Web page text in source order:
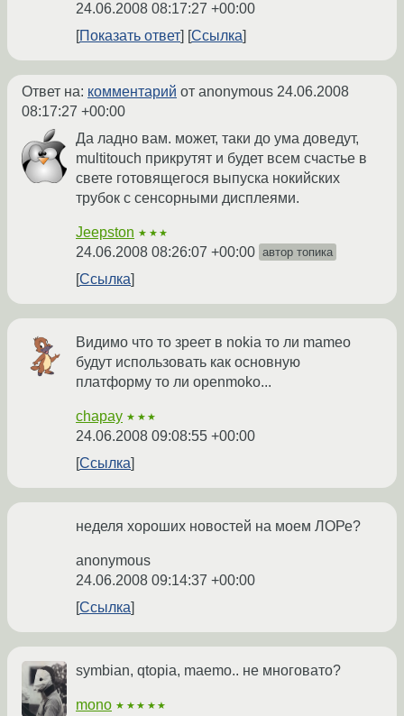
24.06.2008 08:17:27 +00:00
Показать ответ
Ссылка
Ответ на: комментарий от anonymous 24.06.2008
08:17:27 +00:00
Да ладно вам. может, таки до ума доведут,
multitouch прикрутят и будет всем счастье в
свете готовящегося выпуска нокийских
трубок с сенсорными дисплеями.
Jeepston ★★★
24.06.2008 08:26:07 +00:00 автор топика
Ссылка
Видимо что то зреет в nokia то ли mameo
будут использовать как основную
платформу то ли openmoko...
chapay ★★★
24.06.2008 09:08:55 +00:00
Ссылка
неделя хороших новостей на моем ЛОРе?
anonymous
24.06.2008 09:14:37 +00:00
Ссылка
symbian, qtopia, maemo.. не многовато?
mono ★★★★★